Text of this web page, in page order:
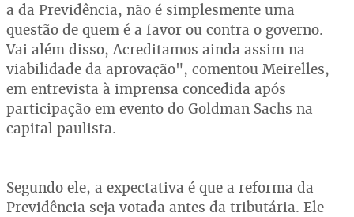
a da Previdência, não é simplesmente uma
questão de quem é a favor ou contra o governo.
Vai além disso, Acreditamos ainda assim na
viabilidade da aprovação", comentou Meirelles,
em entrevista à imprensa concedida após
participação em evento do Goldman Sachs na
capital paulista.
Segundo ele, a expectativa é que a reforma da
Previdência seja votada antes da tributária. Ele